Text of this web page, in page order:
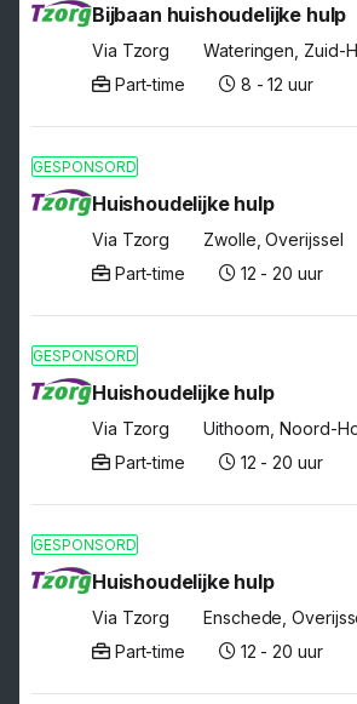
Bijbaan huishoudelijke hulp
Via Tzorg
Wateringen, Zuid-
Part-time
8 - 12 uur
GESPONSORD
Huishoudelijke hulp
Via Tzorg
Zwolle, Overijssel
Part-time
12 - 20 uur
GESPONSORD
Huishoudelijke hulp
Via Tzorg
Uithoorn, Noord-
Part-time
12 - 20 uur
GESPONSORD
Huishoudelijke hulp
Via Tzorg
Enschede,
Part-time
12 - 20 uur